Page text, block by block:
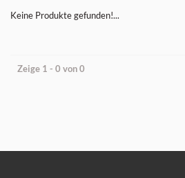
Keine Produkte gefunden!...
Zeige 1 - 0 von 0